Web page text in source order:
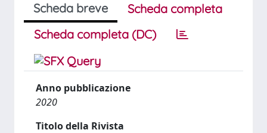
Scheda breve
Scheda completa
Scheda completa (DC)
Anno pubblicazione
2020
Titolo della Rivista